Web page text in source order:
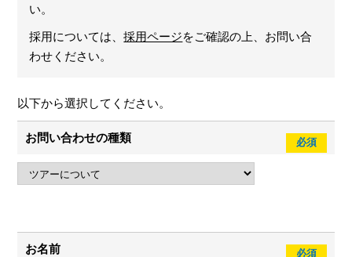
い。
採用については、採用ページをご確認の上、お問い合
わせください。
以下から選択してください。
お問い合わせの種類
お名前